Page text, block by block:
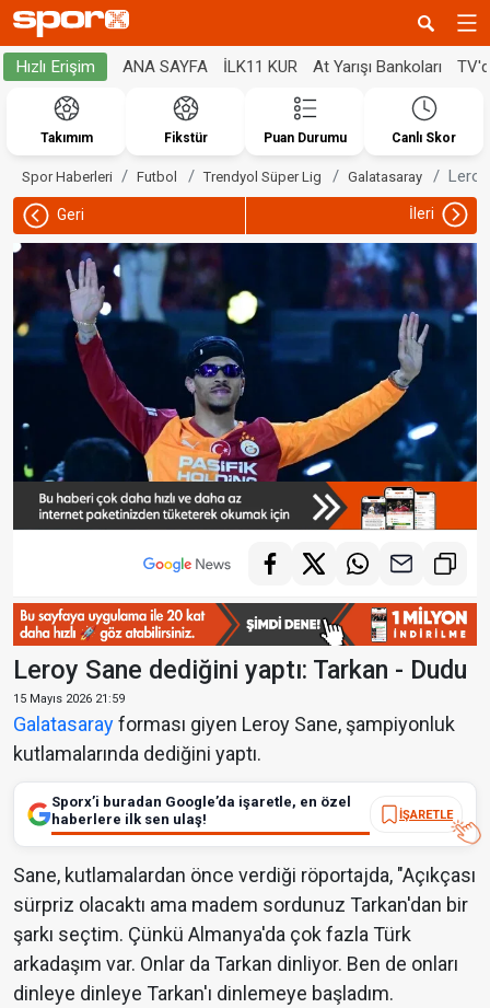
Hızlı Erişim ANA SAYFA İLK11 KUR At Yarışı Bankoları
Takımım Fikstür Puan Durumu Canlı Skor
Spor Haberleri Futbol Trendyol Süper Lig Galatasaray
Geri İleri
Leroy Sane dediğini yaptı: Tarkan - Dudu
15 Mayıs 2026 21:59
Galatasarayforması giyen Leroy Sane, şampiyonluk
kutlamalarında dediğini yaptı.
Sporx’i buradan Google’da işaretle, en özel
haberlere ilk sen ulaş!
İŞARETLE
Sane, kutlamalardan önce verdiği röportajda, "Açıkçası
sürpriz olacaktı ama madem sordunuz Tarkan'dan bir
şarkı seçtim. Çünkü Almanya'da çok fazla Türk
arkadaşım var. Onlar da Tarkan dinliyor. Ben de onları
dinleye dinleye Tarkan'ı dinlemeye başladım.